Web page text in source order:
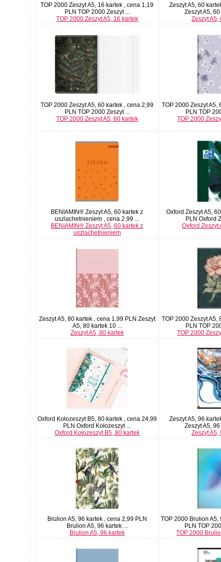
TOP 2000 Zeszyt A5, 16 kartek , cena 1,19
PLN TOP 2000 Zeszyt ...
TOP 2000 Zeszyt A5, 16 kartek
Zeszyt A5, 60
Zeszyt A5,
Zeszyt A5,
TOP 2000 Zeszyt A5, 60 kartek , cena 2,99
PLN TOP 2000 Zeszyt ...
TOP 2000 Zeszyt A5, 60 kartek
TOP 2000 Zeszyt A5,
PLN TOP
TOP 2000
BENIAMIN® Zeszyt A5, 60 kartek z
uszlachetnieniem , cena 2,99 ...
BENIAMIN® Zeszyt A5, 60 kartek z
uszlachetnieniem
Oxford Zeszyt A5,
PLN Oxford
Oxford Zeszyt
Zeszyt A5, 80 kartek , cena 1,99 PLN Zeszyt
A5, 80 kartek 10 ...
Zeszyt A5, 80 kartek
TOP 2000 Zeszyt A5,
PLN TOP
TOP 2000
Oxford Kołozeszyt B5, 80 kartek , cena 24,99
PLN Oxford Kołozeszyt ...
Oxford Kołozeszyt B5, 80 kartek
Zeszyt A5, 96
Zeszyt A5,
Zeszyt A5,
Brulion A5, 96 kartek , cena 2,99 PLN
Brulion A5, 96 kartek ...
Brulion A5, 96 kartek
TOP 2000 Brulion A5,
PLN TOP
TOP 2000